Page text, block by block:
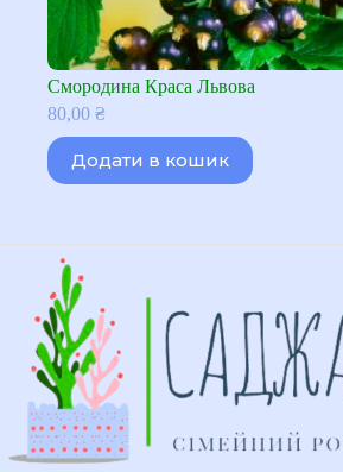
Смородина Краса Львова
80,00 ₴
Додати в кошик